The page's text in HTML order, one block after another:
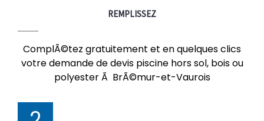
REMPLISSEZ
ComplÃ©tez gratuitement et en quelques clics
votre demande de devis piscine hors sol, bois ou
polyester Ã BrÃ©mur-et-Vaurois